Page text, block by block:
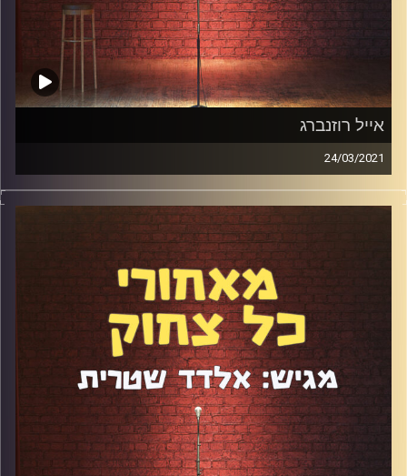
אייל רוזנברג
24/03/2021
אייל רוזנברג עשה סטנדאפ לראשונה בגיל 13 וכבר אז ידע
שזה הכיוון שלו בחיים. הוא התחיל להגיע למועדונים מיד אחרי
השירות הצבאי ומאז לא חדל. צפוי לכם פרק עם שלל תובנות,
רעיונות וביקורות על הסטנדאפ בארץ, על מועדוני הסטנדאפ,
על התנהלות של סטנדאפיסטים ומה לא בעצם. פרק חובה לכל
חובב סטנדאפ שרוצה להכיר את הקרביים של התחום הזה.
קרדיט תמונות:אלדד שטרית